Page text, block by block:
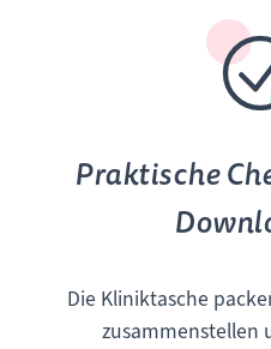
Praktische
Die Kliniktasche
zusammenstellen